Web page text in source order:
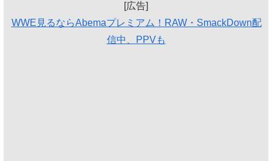
[広告]
WWE見るならAbemaプレミアム！RAW・SmackDown配
信中、PPVも